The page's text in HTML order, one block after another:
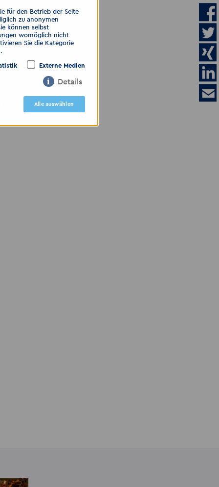
für den Betrieb der Seite
zu anonymen
können selbst
womöglich nicht
Sie die Kategorie
Externe Medien
Details
Alle auswählen